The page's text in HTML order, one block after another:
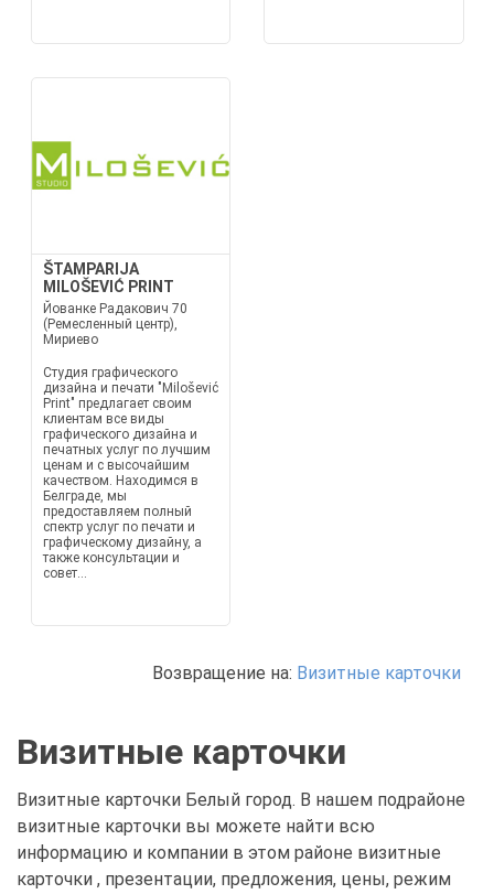
ŠTAMPARIJA
MILOŠEVIĆ PRINT
Йованке Радакович 70
(Ремесленный центр),
Мириево
Студия графического
дизайна и печати "Milošević
Print" предлагает своим
клиентам все виды
графического дизайна и
печатных услуг по лучшим
ценам и с высочайшим
качеством. Находимся в
Белграде, мы
предоставляем полный
спектр услуг по печати и
графическому дизайну, а
также консультации и
совет...
Возвращение на: Визитные карточки
Визитные карточки
Визитные карточки Белый город. В нашем подрайоне
визитные карточки вы можете найти всю
информацию и компании в этом районе визитные
карточки , презентации, предложения, цены, режим